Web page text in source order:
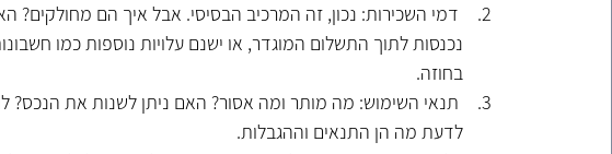
דמי השכירות: נכון, זה המרכיב הבסיסי. אבל איך הם מחולקים?
נכנסות לתוך התשלום המוגדר, או ישנם עלויות נוספות כמו
בחוזה.
תנאי השימוש: מה מותר ומה אסור? האם ניתן לשנות את הנכס?
לדעת מה הן התנאים וההגבלות.